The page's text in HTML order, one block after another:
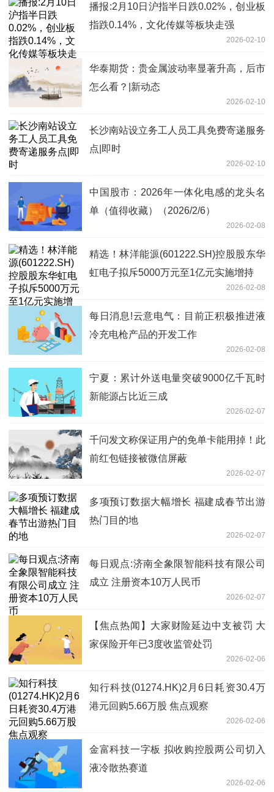
播报:2月10日沪指半日跌0.02%，创业板
指跌0.14%，文化传媒等板块走强
2026-02-10
华泰期货：贵金属波动率显著升高，后市
怎么看？|新动态
2026-02-10
长沙南站设立务工人员工具免费寄递服务
点|即时
2026-02-10
中国股市：2026年一体化电感的龙头名
单（值得收藏）（2026/2/6）
2026-02-08
精选！林洋能源(601222.SH)控股股东华
虹电子拟斥5000万元至1亿元实施增持
2026-02-08
每日消息!云意电气：目前正积极推进液
冷充电枪产品的开发工作
2026-02-08
宁夏：累计外送电量突破9000亿千瓦时
新能源占比近三成
2026-02-07
千问发文称保证用户的免单卡能用掉！此
前红包链接被微信屏蔽
2026-02-07
多项预订数据大幅增长 福建成春节出游
热门目的地
2026-02-07
每日观点:济南全象限智能科技有限公司
成立 注册资本10万人民币
2026-02-07
【焦点热闻】大家财险延边中支被罚 大
家保险开年已3度收监管处罚
2026-02-06
知行科技(01274.HK)2月6日耗资30.4万
港元回购5.66万股 焦点观察
2026-02-06
金富科技一字板 拟收购控股两公司切入
液冷散热赛道
2026-02-06